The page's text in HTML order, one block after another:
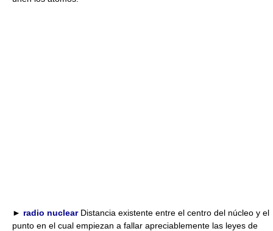
► radio nuclearDistancia existente entre el centro del núcleo y el
punto en el cual empiezan a fallar apreciablemente las leyes de